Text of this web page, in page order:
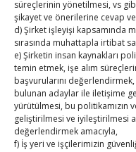
süreçlerinin yönetilmesi, vs
şikayet ve önerilerine cevap
d) Şirket işleyişi kapsamında
sırasında muhattapla irtibat
e) Şirketin insan kaynakları
temin etmek, işe alım
başvurularını
bulunan adaylar ile iletişime
yürütülmesi, bu politikamızın
geliştirilmesi ve iyileştirilmesi
değerlendirmek amacıyla,
f) İş yeri ve işçilerimizin
TOBB HABER
TUTSO İktisadi Durum
Kahramanmaraş Ticaret
binası hizmete açıldı
Diren ailesine taziye